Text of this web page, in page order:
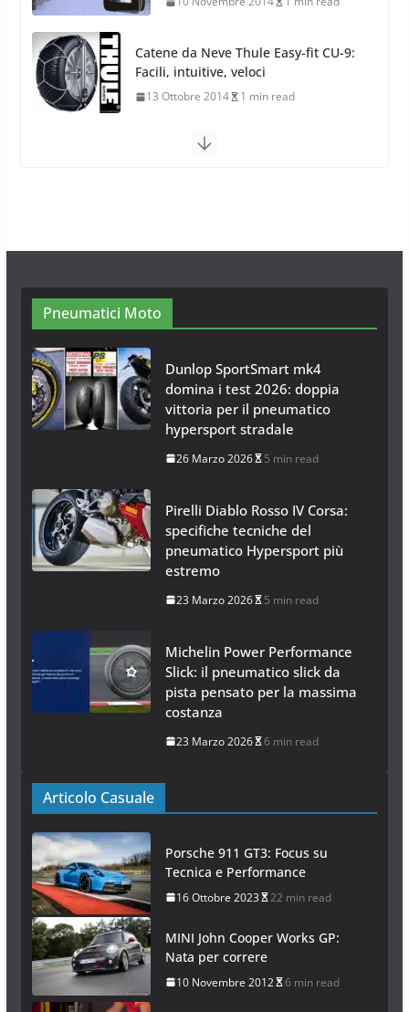
Calze da Neve Arexocks by
Arexons
26 Ottobre 2013 1 min read
Calze da Neve per Auto 2025:
26 Gennaio 2017
Pneumatici Moto
Dunlop SportSmart mk4
domina i test 2026: doppia
vittoria per il pneumatico
hypersport stradale
26 Marzo 2026 5 min read
Pirelli Diablo Rosso IV Corsa:
specifiche tecniche del
pneumatico Hypersport più
estremo
23 Marzo 2026 5 min read
Michelin Power Performance
Slick: il pneumatico slick da
pista pensato per la massima
costanza
23 Marzo 2026 6 min read
Articolo Casuale
Porsche 911 GT3: Focus su
Tecnica e Performance
16 Ottobre 2023 22 min read
MINI John Cooper Works GP:
Nata per correre
10 Novembre 2012 6 min read